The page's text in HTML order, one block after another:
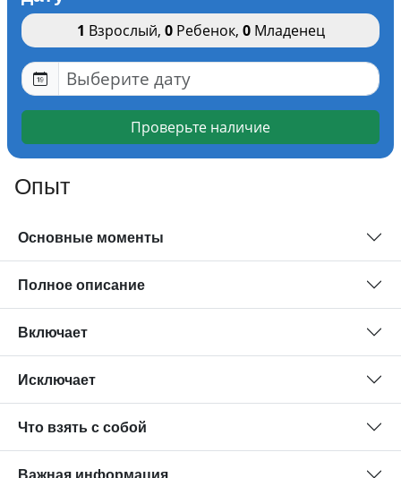
1 Взрослый, 0Ребенок, 0Младенец
Проверьте наличие
Опыт
Основные моменты
Полное описание
Включает
Исключает
Что взять с собой
Важная информация